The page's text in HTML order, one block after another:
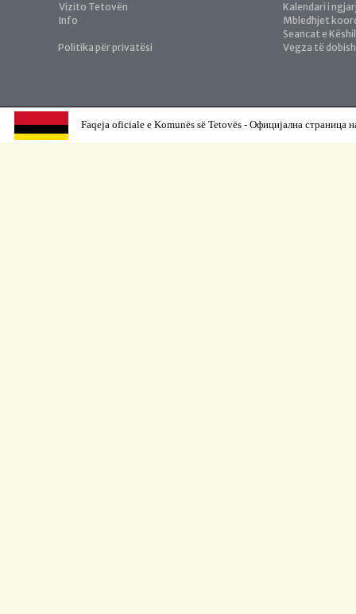
Vizito Tetovën
Info
Politika për privatësi
Kalendari i
Mbledhjet
Seancat e
Vegza të
Faqeja oficiale e Komunës së Tetovës - Официјална